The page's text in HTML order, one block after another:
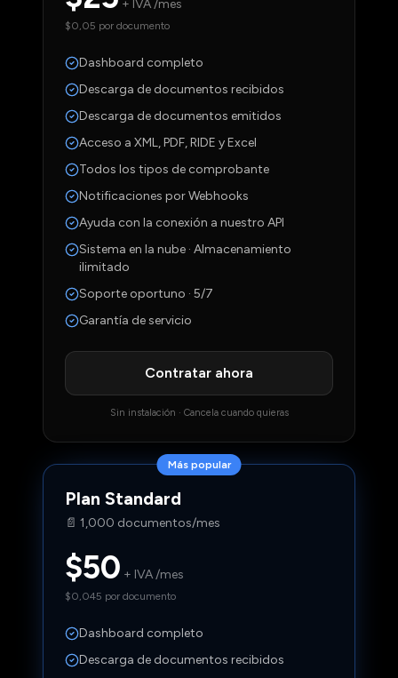
+ IVA /mes
$0,05 por documento
Dashboard completo
Descarga de documentos recibidos
Descarga de documentos emitidos
Acceso a XML, PDF, RIDE y Excel
Todos los tipos de comprobante
Notificaciones por Webhooks
Ayuda con la conexión a nuestro API
Sistema en la nube · Almacenamiento
ilimitado
Soporte oportuno · 5/7
Garantía de servicio
Contratar ahora
Sin instalación · Cancela cuando quieras
Más popular
Plan Standard
📄 1,000 documentos/mes
$50 + IVA /mes
$0,045 por documento
Dashboard completo
Descarga de documentos recibidos